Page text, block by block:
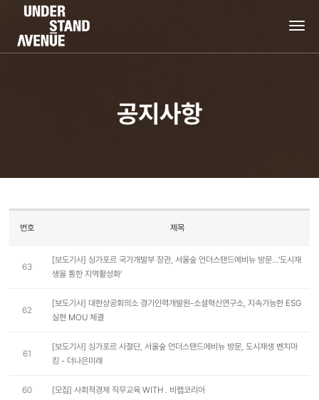
공지사항
번호 제목
63
[보도기사] 싱가포르 국가개발부 장관, 서울숲 언더스탠드에비뉴 방문…‘도시재
생을 통한 지역활성화’
62
[보도기사] 대한상공회의소 경기인력개발원-소셜혁신연구소, 지속가능한 ESG
실현 MOU 체결
61
[보도기사] 싱가포르 사절단, 서울숲 언더스탠드에비뉴 방문, 도시재생 벤치마
킹 - 더나은미래
60 [모집] 사회적경제 직무교육 WITH . 비랩코리아